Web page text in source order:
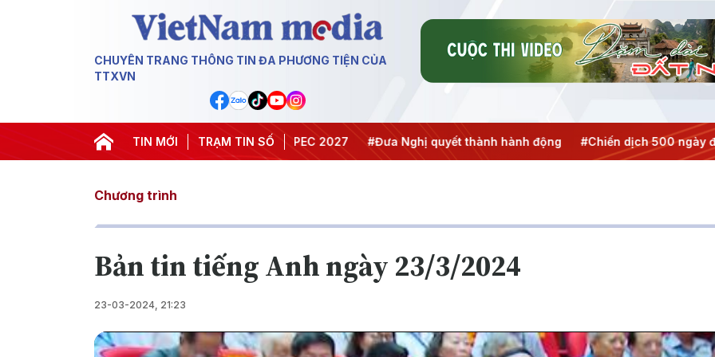
CHUYÊN TRANG THÔNG TIN ĐA PHƯƠNG TIỆN CỦA
TTXVN
TIN MỚI TRẠM TIN SỐ
#Hội nghị Trung ương 3 #APEC 2027 #Đưa Nghị quyết thành hành động #Chiến dịch 500 ngày đêm
Chương trình
Bản tin tiếng Anh ngày 23/3/2024
23-03-2024, 21:23